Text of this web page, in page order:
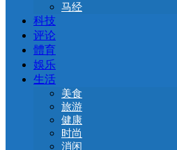
马经
科技
评论
體育
娛乐
生活
美食
旅游
健康
时尚
消闲